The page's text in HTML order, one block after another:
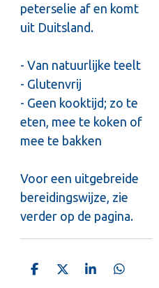
peterselie af en komt
uit Duitsland.
- Van natuurlijke teelt
- Glutenvrij
- Geen kooktijd; zo te
eten, mee te koken of
mee te bakken
Voor een uitgebreide
bereidingswijze, zie
verder op de pagina.
D
D
S
D